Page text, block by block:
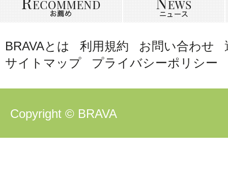
BRAVAとは 利用規約 お問い合わせ
サイトマップ
プライバシーポリシー
Copyright © BRAVA